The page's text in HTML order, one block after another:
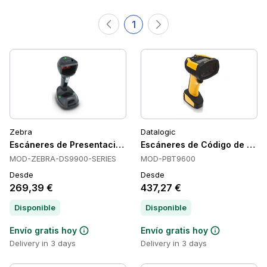
1
Zebra
Escáneres de Presentación Zebra DS9908, con Cable, 1D/
MOD-ZEBRA-DS9900-SERIES
Desde
269,39 €
Disponible
Envío gratis hoy
Delivery in 3 days
Datalogic
Escáneres de Código de
MOD-PBT9600
Desde
437,27 €
Disponible
Envío gratis hoy
Delivery in 3 days